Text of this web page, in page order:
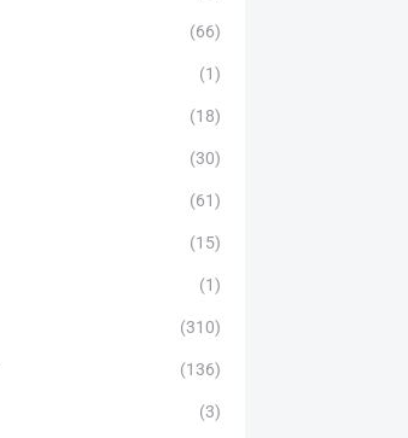
(66)
(1)
(18)
(30)
(61)
(15)
(1)
(310)
(136)
(3)